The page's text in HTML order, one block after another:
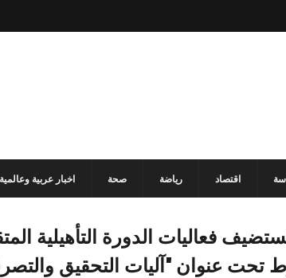
اقتصاد رياضة صحة اخبار عربية وعالمية
فعاليات الدورة التأهيلية
تحت عنوان "آليات التحقيق